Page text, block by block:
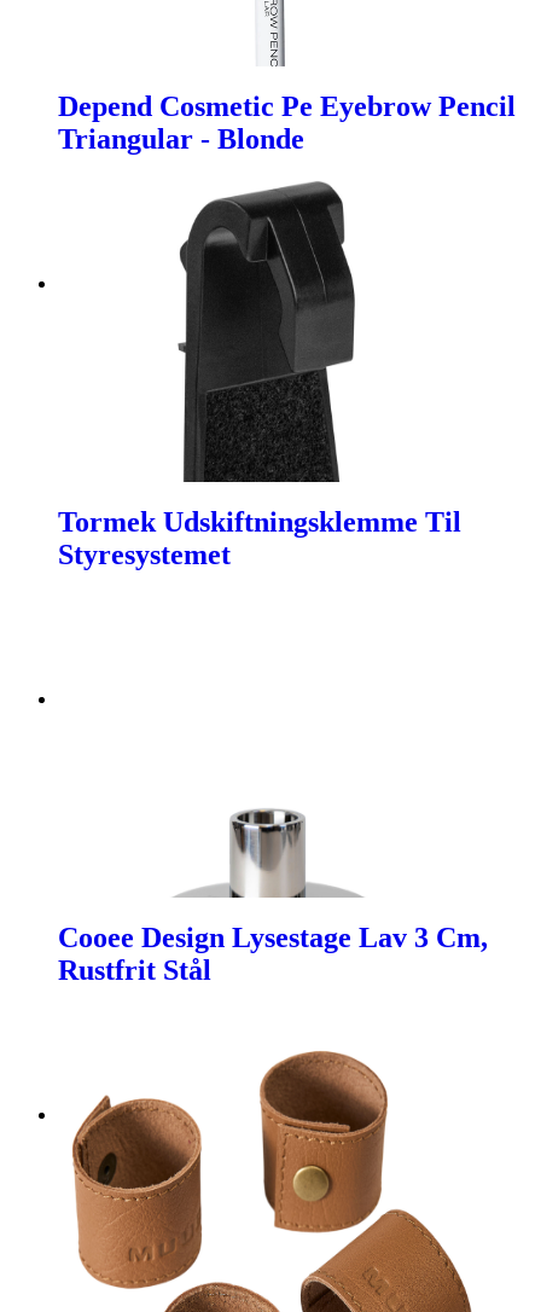
Depend Cosmetic Pe Eyebrow Pencil
Triangular - Blonde
Tormek Udskiftningsklemme Til
Styresystemet
Cooee Design Lysestage Lav 3 Cm,
Rustfrit Stål